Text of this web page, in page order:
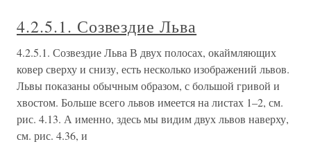
4.2.5.1. Созвездие Льва
4.2.5.1. Созвездие Льва В двух полосах, окаймляющих
ковер сверху и снизу, есть несколько изображений львов.
Львы показаны обычным образом, с большой гривой и
хвостом. Больше всего львов имеется на листах 1–2, см.
рис. 4.13. А именно, здесь мы видим двух львов наверху,
см. рис. 4.36, и